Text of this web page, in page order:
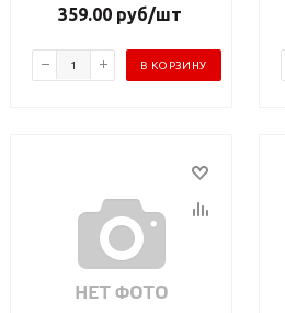
359.00руб/шт
В КОРЗИНУ